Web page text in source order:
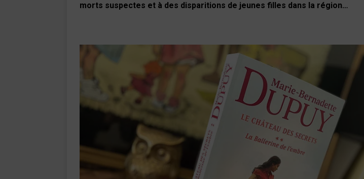
morts suspectes et à des disparitions de jeunes filles dans la région…